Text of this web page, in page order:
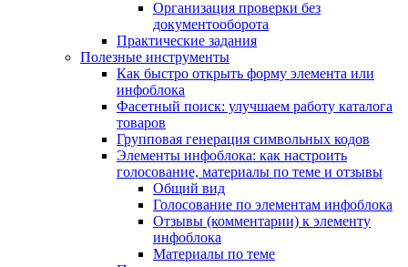
Организация проверки без
документооборота
Практические задания
Полезные инструменты
Как быстро открыть форму элемента или
инфоблока
Фасетный поиск: улучшаем работу каталога
товаров
Групповая генерация символьных кодов
Элементы инфоблока: как настроить
голосование, материалы по теме и отзывы
Общий вид
Голосование по элементам инфоблока
Отзывы (комментарии) к элементу
инфоблока
Материалы по теме